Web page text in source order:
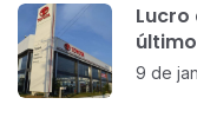
Lucro
9 de